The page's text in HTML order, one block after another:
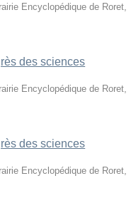
Encyclopédique de Roret
des sciences
Encyclopédique de Roret
des sciences
Encyclopédique de Roret